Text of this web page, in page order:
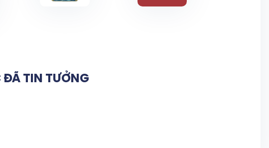
ĐÃ TIN TƯỞNG